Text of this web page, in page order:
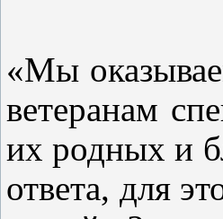
«Мы
ветеранам
их родных и
ответа, для